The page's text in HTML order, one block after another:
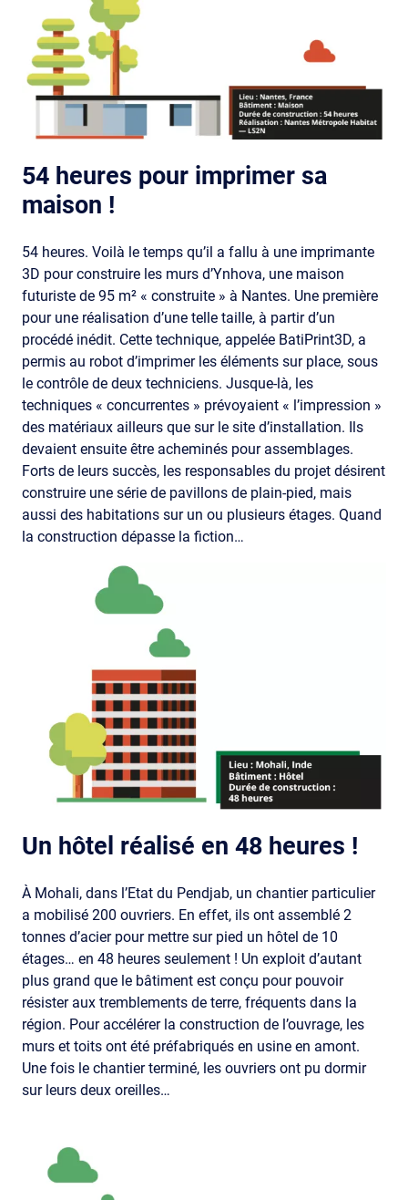
54 heures pour imprimer sa
maison !
54 heures. Voilà le temps qu’il a fallu à une imprimante
3D pour construire les murs d’Ynhova, une maison
futuriste de 95 m² « construite » à Nantes. Une première
pour une réalisation d’une telle taille, à partir d’un
procédé inédit. Cette technique, appelée BatiPrint3D, a
permis au robot d’imprimer les éléments sur place, sous
le contrôle de deux techniciens. Jusque-là, les
techniques « concurrentes » prévoyaient « l’impression »
des matériaux ailleurs que sur le site d’installation. Ils
devaient ensuite être acheminés pour assemblages.
Forts de leurs succès, les responsables du projet désirent
construire une série de pavillons de plain-pied, mais
aussi des habitations sur un ou plusieurs étages. Quand
la construction dépasse la fiction…
Un hôtel réalisé en 48 heures !
À Mohali, dans l’Etat du Pendjab, un chantier particulier
a mobilisé 200 ouvriers. En effet, ils ont assemblé 2
tonnes d’acier pour mettre sur pied un hôtel de 10
étages… en 48 heures seulement ! Un exploit d’autant
plus grand que le bâtiment est conçu pour pouvoir
résister aux tremblements de terre, fréquents dans la
région. Pour accélérer la construction de l’ouvrage, les
murs et toits ont été préfabriqués en usine en amont.
Une fois le chantier terminé, les ouvriers ont pu dormir
sur leurs deux oreilles…